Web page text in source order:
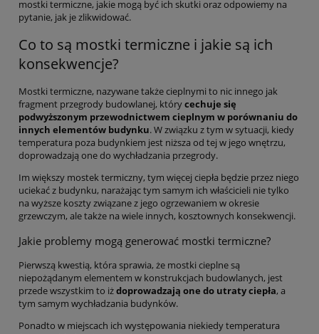
mostki termiczne, jakie mogą być ich skutki oraz odpowiemy na
pytanie, jak je zlikwidować.
Co to są mostki termiczne i jakie są ich
konsekwencje?
Mostki termiczne, nazywane także cieplnymi to nic innego jak
fragment przegrody budowlanej, którycechuje się
podwyższonym przewodnictwem cieplnym w porównaniu do
innych elementów budynku. W związku z tym w sytuacji, kiedy
temperatura poza budynkiem jest niższa od tej w jego wnętrzu,
doprowadzają one do wychładzania przegrody.
Im większy mostek termiczny, tym więcej ciepła będzie przez niego
uciekać z budynku, narażając tym samym ich właścicieli nie tylko
na wyższe koszty związane z jego ogrzewaniem w okresie
grzewczym, ale także na wiele innych, kosztownych konsekwencji.
Jakie problemy mogą generować mostki termiczne?
Pierwszą kwestią, która sprawia, że mostki cieplne są
niepożądanym elementem w konstrukcjach budowlanych, jest
przede wszystkim to iżdoprowadzają one do utraty ciepła, a
tym samym wychładzania budynków.
Ponadto w miejscach ich występowania niekiedy temperatura